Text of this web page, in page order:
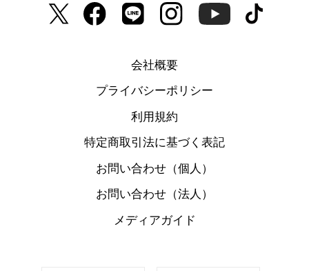
会社概要
プライバシーポリシー
利用規約
特定商取引法に基づく表記
お問い合わせ（個人）
お問い合わせ（法人）
メディアガイド